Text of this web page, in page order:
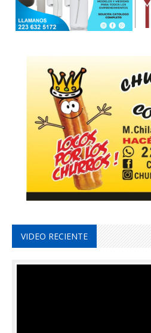
VIDEO RECIENTE